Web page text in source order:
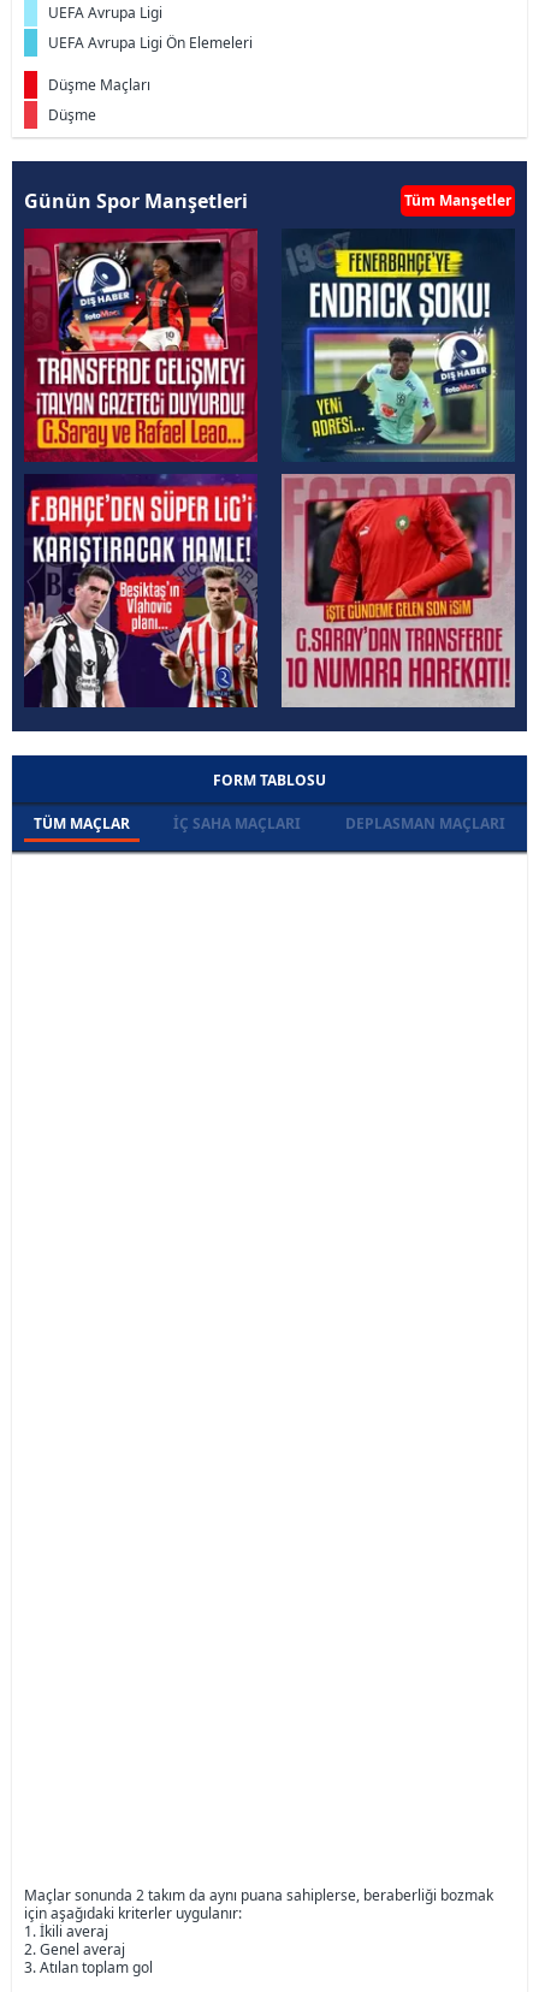
UEFA Avrupa Ligi
UEFA Avrupa Ligi Ön Elemeleri
Düşme Maçları
Düşme
Günün Spor Manşetleri Tüm Manşetler
FORM TABLOSU
TÜM MAÇLAR İÇ SAHA MAÇLARI DEPLASMAN MAÇLARI
Maçlar sonunda 2 takım da aynı puana sahiplerse, beraberliği bozmak
için aşağıdaki kriterler uygulanır:
1. İkili averaj
2. Genel averaj
3. Atılan toplam gol